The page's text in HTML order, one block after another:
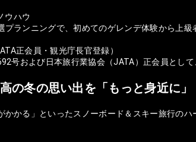
ウハウ
プランニングで、初めてのゲレンデ体験から上級
正会員・観光庁長官登録）
号および日本旅行業協会（JATA）正会員とし
の冬の思い出を「もっと身近に」
かかる」といったスノーボード＆スキー旅行の